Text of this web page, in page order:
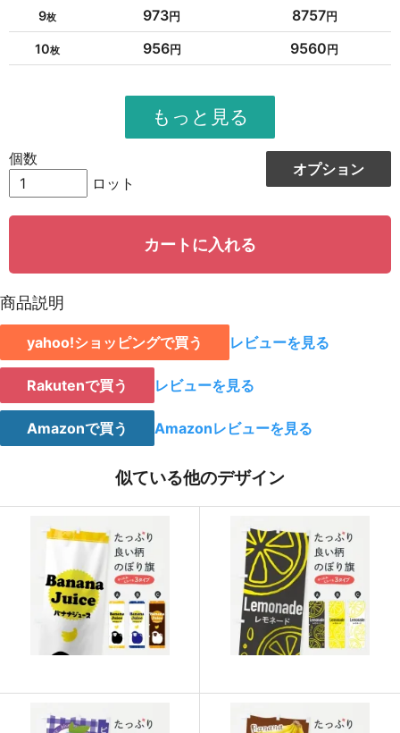
9 973 8757
10 956 9560
951
12324
13216
15 942 14130
939
18
19 928 15776
20 923
21 921
22 919
917
24 915 21960
25 913 22825
26 911 23686
909 24543
907 25396
オプション
個数
ロット
カートに入れる
商品説明
yahoo!ショッピングで買う レビューを見る
Rakutenで買う レビューを見る
Amazonで買う Amazonレビューを見る
似ている他のデザイン